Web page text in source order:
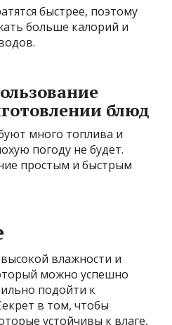
быстрее, поэтому
больше калорий и
блюд
много топлива и
погоду не будет.
простым и быстрым
влажности и
можно успешно
подойти к
в том, чтобы
устойчивы к влаге,